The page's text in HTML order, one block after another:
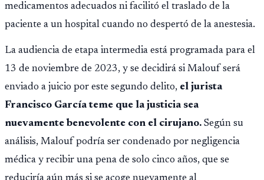
medicamentos adecuados ni facilitó el traslado de la
paciente a un hospital cuando no despertó de la anestesia.
La audiencia de etapa intermedia está programada para el
13 de noviembre de 2023, y se decidirá si Malouf será
enviado a juicio por este segundo delito, el jurista
Francisco García teme que la justicia sea
nuevamente benevolente con el cirujano. Según su
análisis, Malouf podría ser condenado por negligencia
médica y recibir una pena de solo cinco años, que se